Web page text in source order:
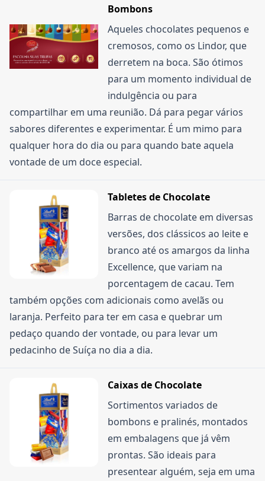
Friday, que costuma ter ofertas boas em diversos
produtos. A Lindt também tem um programa de
fidelidade, o My Lindt, onde você acumula pontos
a cada compra e pode trocar por brindes.
Bombons
Aqueles chocolates pequenos e
cremosos, como os Lindor, que
derretem na boca. São ótimos
para um momento individual de
indulgência ou para
compartilhar em uma reunião. Dá para pegar vários
sabores diferentes e experimentar. É um mimo para
qualquer hora do dia ou para quando bate aquela
vontade de um doce especial.
Tabletes de Chocolate
Barras de chocolate em diversas
versões, dos clássicos ao leite e
branco até os amargos da linha
Excellence, que variam na
porcentagem de cacau. Tem
também opções com adicionais como avelãs ou
laranja. Perfeito para ter em casa e quebrar um
pedaço quando der vontade, ou para levar um
pedacinho de Suíça no dia a dia.
Caixas de Chocolate
Sortimentos variados de
bombons e pralinés, montados
em embalagens que já vêm
prontas. São ideais para
presentear alguém, seja em uma